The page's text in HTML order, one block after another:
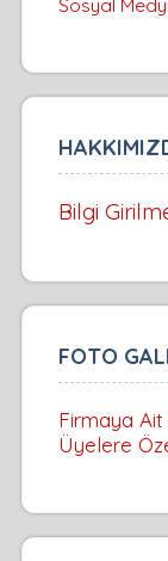
Sosyal
Bilgi
FOTO
Firmaya
Üyelere